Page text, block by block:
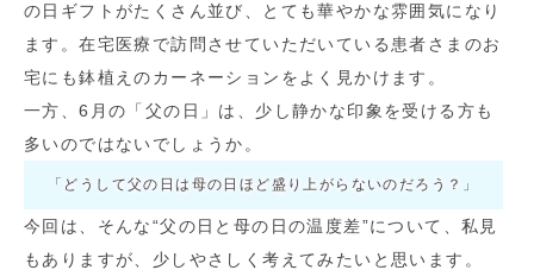
の日ギフトがたくさん並び、とても華やかな雰囲気になり
ます。在宅医療で訪問させていただいている患者さまのお
宅にも鉢植えのカーネーションをよく見かけます。
一方、6月の「父の日」は、少し静かな印象を受ける方も
多いのではないでしょうか。
「どうして父の日は母の日ほど盛り上がらないのだろう？」
今回は、そんな“父の日と母の日の温度差”について、私見
もありますが、少しやさしく考えてみたいと思います。